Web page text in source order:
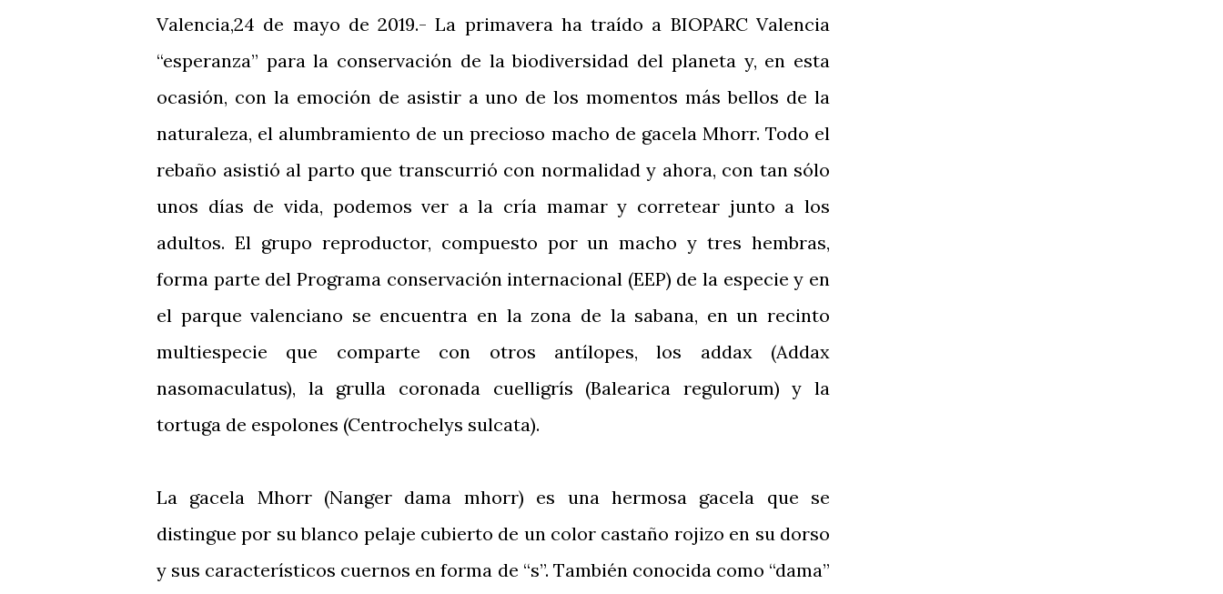
Valencia,24 de mayo de 2019.- La primavera ha traído a BIOPARC Valencia
“esperanza” para la conservación de la biodiversidad del planeta y, en esta
ocasión, con la emoción de asistir a uno de los momentos más bellos de la
naturaleza, el alumbramiento de un precioso macho de gacela Mhorr. Todo el
rebaño asistió al parto que transcurrió con normalidad y ahora, con tan sólo
unos días de vida, podemos ver a la cría mamar y corretear junto a los
adultos. El grupo reproductor, compuesto por un macho y tres hembras,
forma parte del Programa conservación internacional (EEP) de la especie y en
el parque valenciano se encuentra en la zona de la sabana, en un recinto
multiespecie que comparte con otros antílopes, los addax (Addax
nasomaculatus), la grulla coronada cuelligrís (Balearica regulorum) y la
tortuga de espolones (Centrochelys sulcata).
La gacela Mhorr (Nanger dama mhorr) es una hermosa gacela que se
distingue por su blanco pelaje cubierto de un color castaño rojizo en su dorso
y sus característicos cuernos en forma de “s”. También conocida como “dama”